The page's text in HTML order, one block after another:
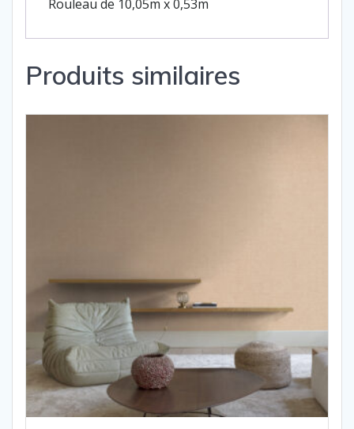
Rouleau de 10,05m x 0,53m
Produits similaires